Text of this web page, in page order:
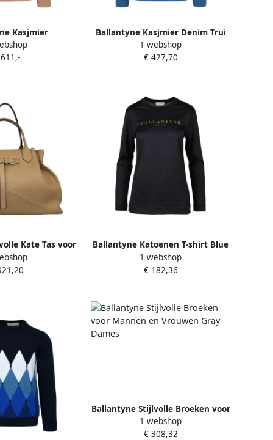
Kasjmier
Beige Heren
Ballantyne Kasjmier Denim Trui
Geribbelde Kraag Blue Heren
1 webshop
€ 427,70
Kate Tas voor
Brown Dames
Ballantyne Katoenen T-shirt Blue
Dames
1 webshop
€ 182,36
Ballantyne Stijlvolle Broeken voor
Mannen en Vrouwen Gray Dames
1 webshop
€ 308,32